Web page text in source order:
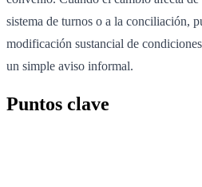
sistema de turnos o a la conciliación,
modificación sustancial de
un simple aviso informal.
Puntos clave